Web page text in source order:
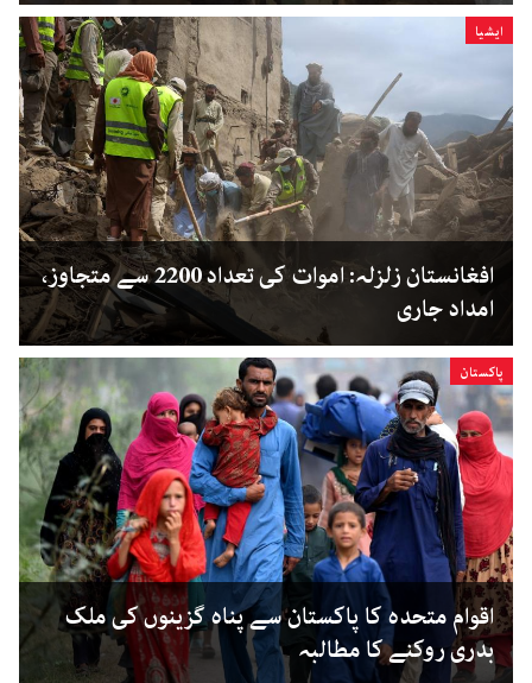
ایشیا
افغانستان زلزلہ: اموات کی تعداد 2200 سے متجاوز،
امداد جاری
پاکستان
اقوام متحدہ کا پاکستان سے پناہ گزینوں کی ملک
بدری روکنے کا مطالبہ